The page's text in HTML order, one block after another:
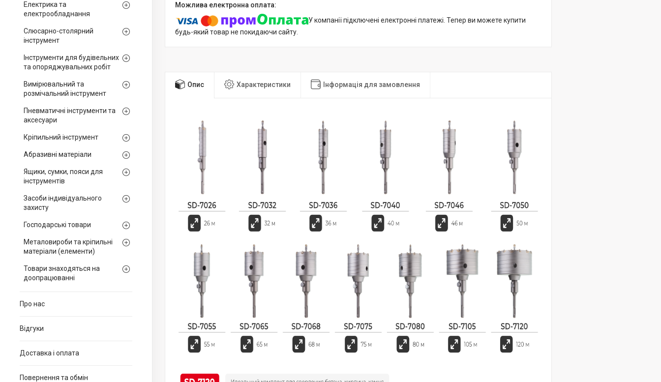
Електрика та
електрообладнання
Слюсарно-столярний
інструмент
Інструменти для будівельних
та опоряджувальних робіт
Вимірювальний та
розмічальний інструмент
Пневматичні інструменти та
аксесуари
Кріпильний інструмент
Абразивні матеріали
Ящики, сумки, пояси для
інструментів
Засоби індивідуального
захисту
Господарські товари
Металовироби та кріпильні
матеріали (елементи)
Товари знаходяться на
доопрацюванні
Про нас
Відгуки
Доставка і оплата
Повернення та обмін
У компанії підключені електронні платежі. Тепер ви можете купити
будь-який товар не покидаючи сайту.
Опис Характеристики Інформація для замовлення